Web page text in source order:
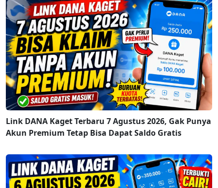
Link DANA Kaget Terbaru 7 Agustus 2026, Gak Punya
Akun Premium Tetap Bisa Dapat Saldo Gratis